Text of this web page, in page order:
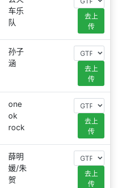
车乐
队
去上
传
孙子
涵
去上
传
one
ok
rock
去上
传
薛明
媛/朱
贺
去上
传